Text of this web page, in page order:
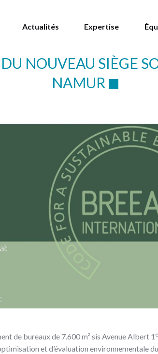
Actualités Expertise
NOUVEAU SIÈGE
NAMUR
de bureaux de 7.600 m² sis Avenue Albert 1
et d’évaluation environnementale